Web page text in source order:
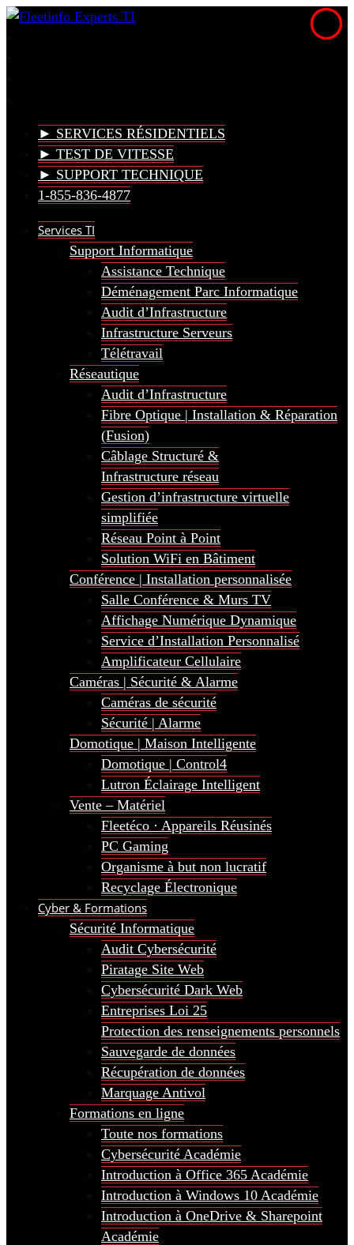
► SERVICES RÉSIDENTIELS
► TEST DE VITESSE
► SUPPORT TECHNIQUE
1-855-836-4877
Services TI
Support Informatique
Assistance Technique
Déménagement Parc Informatique
Audit d’Infrastructure
Infrastructure Serveurs
Télétravail
Réseautique
Audit d’Infrastructure
Fibre Optique | Installation & Réparation
(Fusion)
Câblage Structuré &
Infrastructure réseau
Gestion d’infrastructure virtuelle
simplifiée
Réseau Point à Point
Solution WiFi en Bâtiment
Conférence | Installation personnalisée
Salle Conférence & Murs TV
Affichage Numérique Dynamique
Service d’Installation Personnalisé
Amplificateur Cellulaire
Caméras | Sécurité & Alarme
Caméras de sécurité
Sécurité | Alarme
Domotique | Maison Intelligente
Domotique | Control4
Lutron Éclairage Intelligent
Vente – Matériel
Fleetéco · Appareils Réusinés
PC Gaming
Organisme à but non lucratif
Recyclage Électronique
Cyber & Formations
Sécurité Informatique
Audit Cybersécurité
Piratage Site Web
Cybersécurité Dark Web
Entreprises Loi 25
Protection des renseignements personnels
Sauvegarde de données
Récupération de données
Marquage Antivol
Formations en ligne
Toute nos formations
Cybersécurité Académie
Introduction à Office 365 Académie
Introduction à Windows 10 Académie
Introduction à OneDrive & Sharepoint
Académie